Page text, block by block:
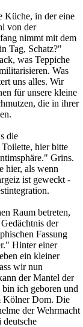
Küche, in der eine
von der
nimmt mit dem
Tag, Schatz?"
was Teppiche
Was
uns alles. Wir
für unsere kleine
die in ihrer
die
hier bitte
Grins.
hier, als wenn
ist geweckt -
Raum betreten,
der
Fassung
Hinter einer
ein kleiner
wir nun
der Mantel der
ich geboren und
Kölner Dom. Die
der Wehrmacht